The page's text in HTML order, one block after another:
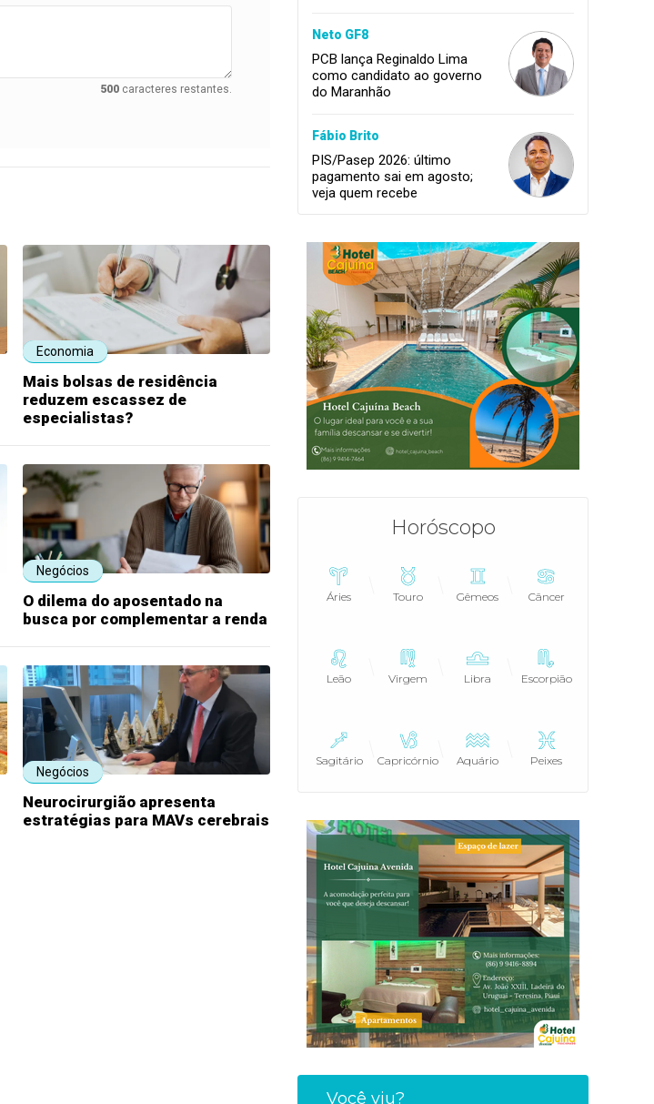
500caracteres restantes.
Economia
Mais bolsas de residência
reduzem escassez de
especialistas?
Negócios
O dilema do aposentado na
busca por complementar a renda
Negócios
Neurocirurgião apresenta
estratégias para MAVs cerebrais
Neto GF8
PCB lança Reginaldo Lima
como candidato ao governo
do Maranhão
Fábio Brito
PIS/Pasep 2026: último
pagamento sai em agosto;
veja quem recebe
Horóscopo
Áries Touro Gêmeos Câncer
Leão Virgem Libra Escorpião
Sagitário Capricórnio Aquário Peixes
Você viu?